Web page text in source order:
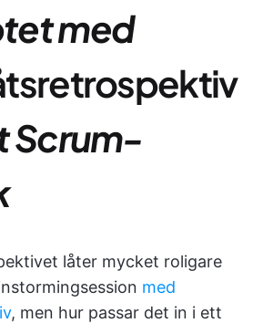
med
Scrum-
låter mycket roligare
med
, men hur passar det in i ett